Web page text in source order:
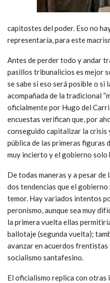
capitostes del poder. Eso no
representaría, para este
Antes de perder todo y andar
pasillos tribunalicios es mejor
se sabe si eso será posible o
acompañada de la tradicional
oficialmente por Hugo del
encuestas verifican que, por
conseguido capitalizar la crisis
pública de las primeras figuras
muy incierto y el gobierno solo
De todas maneras y a pesar
dos tendencias que el
temor. Hay variados intentos
peronismo, aunque sea muy
la primera vuelta ellas
ballotaje (segunda vuelta);
avanzar en acuerdos frentistas
socialismo santafesino.
El oficialismo replica con otras